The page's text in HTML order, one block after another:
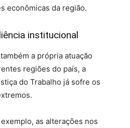
econômicas da região.
institucional
a própria atuação
regiões do país, a
do Trabalho já sofre os
as alterações nos